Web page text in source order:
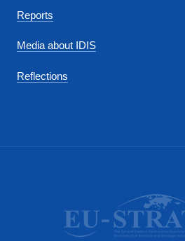
Reports
Media about IDIS
Reflections